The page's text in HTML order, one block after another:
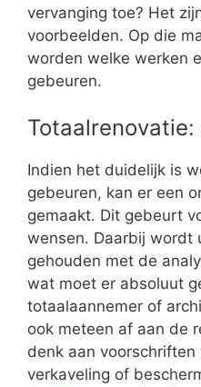
vervanging toe? Het
voorbeelden. Op die
worden welke werken
gebeuren.
Indien het duidelijk is
gebeuren, kan er een
gemaakt. Dit gebeurt
wensen. Daarbij wordt
gehouden met de
wat moet er absoluut
totaalaannemer of
ook meteen af aan de
denk aan
verkaveling of